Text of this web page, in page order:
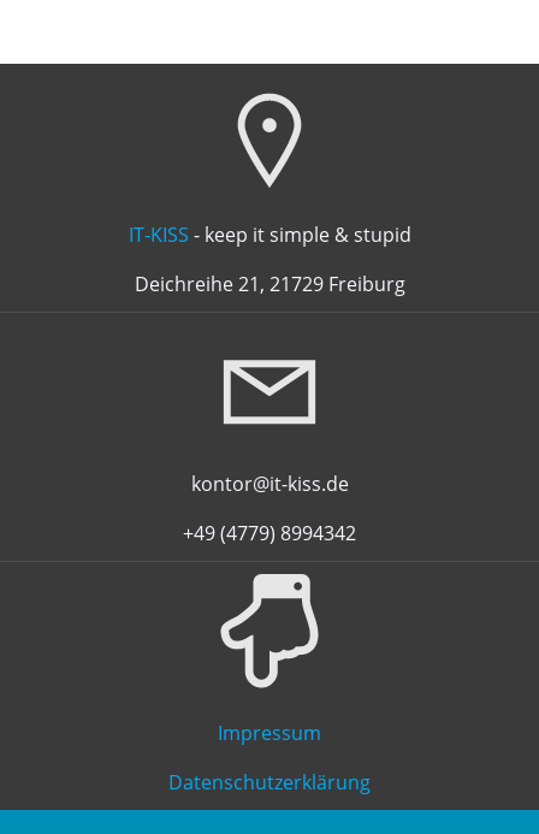
IT-KISS - keep it simple & stupid
Deichreihe 21, 21729 Freiburg
kontor@it-kiss.de
+49 (4779) 8994342
Impressum
Datenschutzerklärung